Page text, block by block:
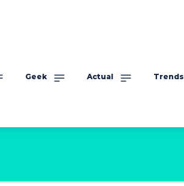
Geek Actual Trends